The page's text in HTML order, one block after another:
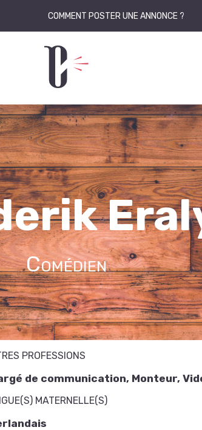
COMMENT POSTER UNE ANNONCE ?
Comédien
PROFESSIONS
de communication, Monteur,
MATERNELLE(S)